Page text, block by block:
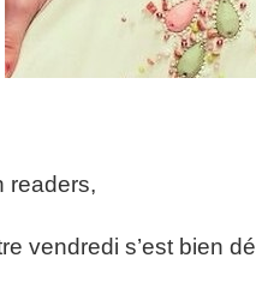
readers,
vendredi s’est bien